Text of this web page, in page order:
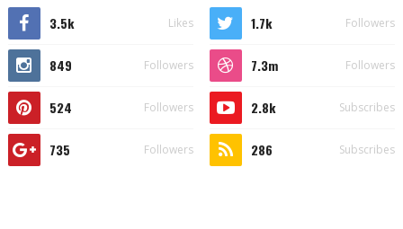
3.5k Likes 1.7k Followers
849 Followers 7.3m Followers
524 Followers 2.8k Subscribes
735 Followers 286 Subscribes